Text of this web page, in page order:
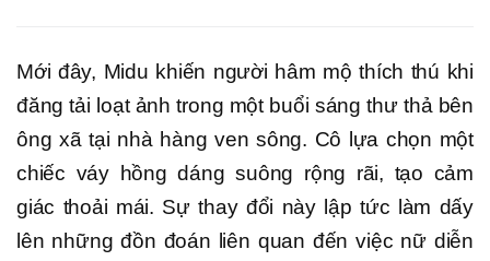
Mới đây, Midu khiến người hâm mộ thích thú khi
đăng tải loạt ảnh trong một buổi sáng thư thả bên
ông xã tại nhà hàng ven sông. Cô lựa chọn một
chiếc váy hồng dáng suông rộng rãi, tạo cảm
giác thoải mái. Sự thay đổi này lập tức làm dấy
lên những đồn đoán liên quan đến việc nữ diễn